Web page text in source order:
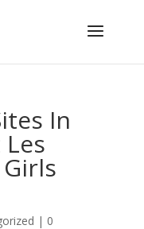
In
| 0